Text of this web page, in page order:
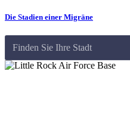
Die Stadien einer Migräne
Finden Sie Ihre Stadt